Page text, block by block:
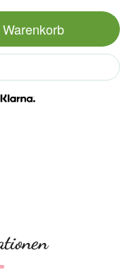
Warenkorb